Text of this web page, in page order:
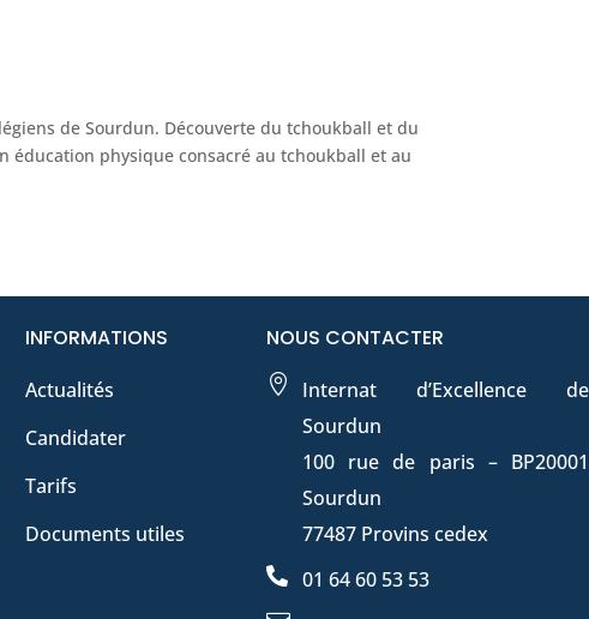
de Sourdun. Découverte du tchoukball et du
éducation physique consacré au tchoukball et au
INFORMATIONS
Actualités
Candidater
Tarifs
Documents utiles
NOUS CONTACTER

Internat d’Excellence de
Sourdun
100 rue de paris – BP20001
Sourdun
77487 Provins cedex
 01 64 60 53 53